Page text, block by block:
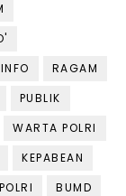
INFO
RAGAM
PUBLIK
WARTA POLRI
KEPABEAN
BUMD